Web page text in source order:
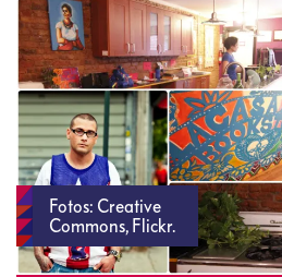
Fotos: Creative
Commons, Flickr.